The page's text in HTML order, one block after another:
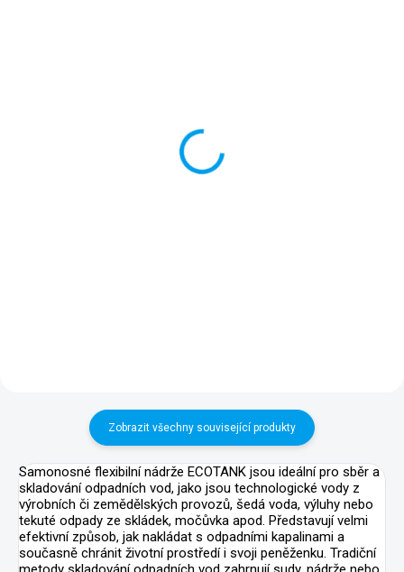
Zobrazit všechny související produkty
Samonosné flexibilní nádrže ECOTANK jsou ideální pro sběr a
skladování odpadních vod, jako jsou technologické vody z
výrobních či zemědělských provozů, šedá voda, výluhy nebo
tekuté odpady ze skládek, močůvka apod. Představují velmi
efektivní způsob, jak nakládat s odpadními kapalinami a
současně chránit životní prostředí i svoji peněženku. Tradiční